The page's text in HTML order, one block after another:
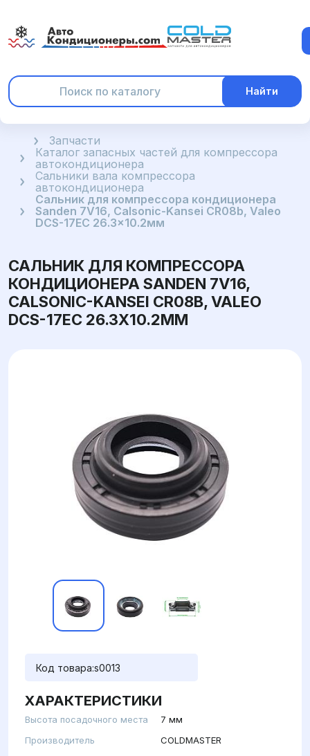
Найти
ГлавнаяЗапчасти
Каталог запасных частей для компрессора
автокондиционера
Сальники вала компрессора
автокондиционера
Сальник для компрессора кондиционера
Sanden 7V16, Calsonic-Kansei CR08b, Valeo
DCS-17EC 26.3x10.2мм
САЛЬНИК ДЛЯ КОМПРЕССОРА
КОНДИЦИОНЕРА SANDEN 7V16,
CALSONIC-KANSEI CR08B, VALEO
DCS-17EC 26.3X10.2ММ
Код товара:s0013
ХАРАКТЕРИСТИКИ
Высота посадочного места
7 мм
Производитель
COLDMASTER